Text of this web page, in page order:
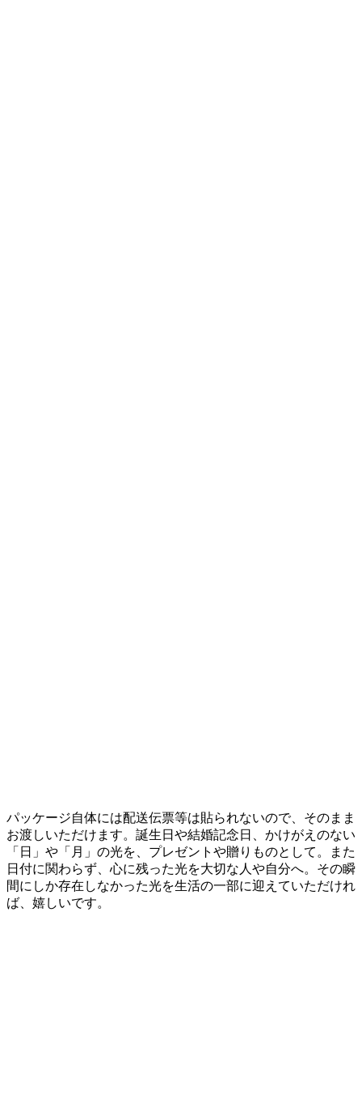
パッケージ自体には配送伝票等は貼られないので、そのまま
お渡しいただけます。誕生日や結婚記念日、かけがえのない
「日」や「月」の光を、プレゼントや贈りものとして。また
日付に関わらず、心に残った光を大切な人や自分へ。その瞬
間にしか存在しなかった光を生活の一部に迎えていただけれ
ば、嬉しいです。